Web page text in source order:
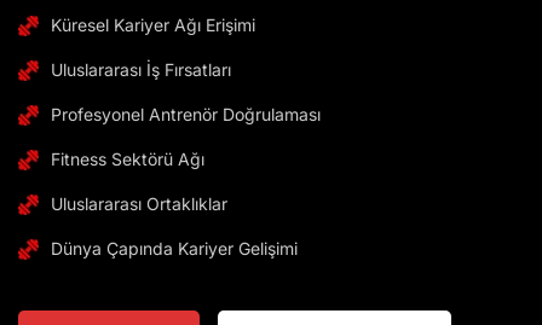
Küresel Kariyer Ağı Erişimi
Uluslararası İş Fırsatları
Profesyonel Antrenör Doğrulaması
Fitness Sektörü Ağı
Uluslararası Ortaklıklar
Dünya Çapında Kariyer Gelişimi